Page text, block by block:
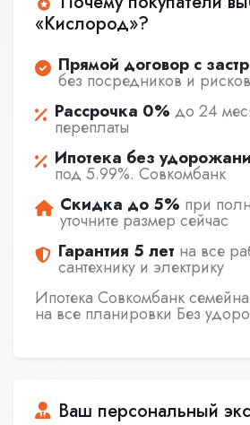
«Кислород»?
Прямой договор с
без посредников и рисков
Рассрочка 0% до 24
переплаты
Ипотека без
под 5.99%. Совкомбанк
Скидка до 5% при
уточните размер сейчас
Гарантия 5 лет на все
сантехнику и электрику
Ипотека Совкомбанк
на все планировки Без
Ваш персональный